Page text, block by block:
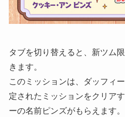
タブを切り替えると、新ツム
きます。
このミッションは、ダッフィ
定されたミッションをクリア
ーの名前ピンズがもらえます。